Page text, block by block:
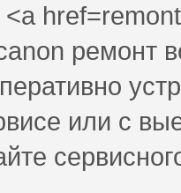
ремонт
или с